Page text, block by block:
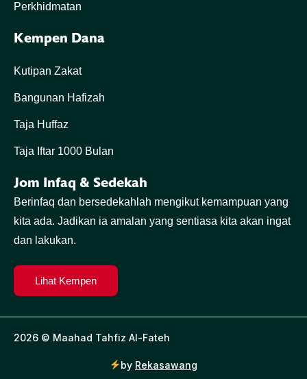
Perkhidmatan
Kempen Dana
Kutipan Zakat
Bangunan Hafizah
Taja Huffaz
Taja Iftar 1000 Bulan
Jom Infaq & Sedekah
Berinfaq dan bersedekahlah mengikut kemampuan yang
kita ada. Jadikan ia amalan yang sentiasa kita akan ingat
dan lakukan.
Lihat Kempen
2026 © Maahad Tahfiz Al-Fateh
by Rekasawang